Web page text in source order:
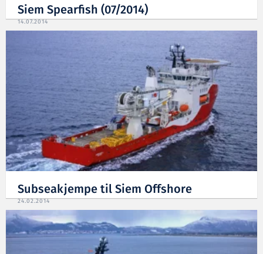
Siem Spearfish (07/2014)
14.07.2014
Subseakjempe til Siem Offshore
24.02.2014